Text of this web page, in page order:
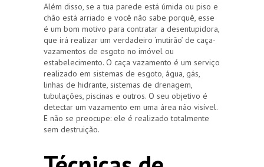
Além disso, se a tua parede está úmida ou piso e
chão está arriado e você não sabe porquê, esse
é um bom motivo para contratar a desentupidora,
que irá realizar um verdadeiro ‘mutirão’ de caça-
vazamentos de esgoto no imóvel ou
estabelecimento. O caça vazamento é um serviço
realizado em sistemas de esgoto, água, gás,
linhas de hidrante, sistemas de drenagem,
tubulações, piscinas e outros. O seu objetivo é
detectar um vazamento em uma área não visível.
E não se preocupe: ele é realizado totalmente
sem destruição.